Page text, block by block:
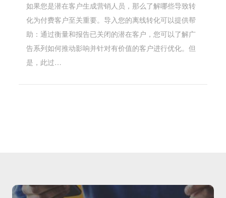
如果您是潜在客户生成营销人员，那么了解哪些导致转
化为付费客户至关重要。导入您的离线转化可以提供帮
助：通过衡量和报告已关闭的潜在客户，您可以了解广
告系列如何推动影响并针对有价值的客户进行优化。但
是，此过…